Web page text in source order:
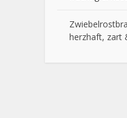
herzhaft, zart